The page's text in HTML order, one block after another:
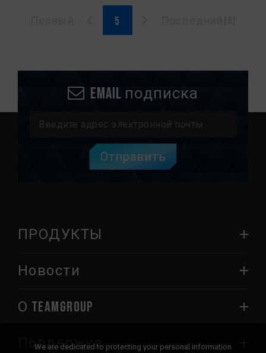
Email подписка
Отправить
ПРОДУКТЫ
Новости
О TEAMGROUP
Поддержка
We are dedicated to protecting your personal information